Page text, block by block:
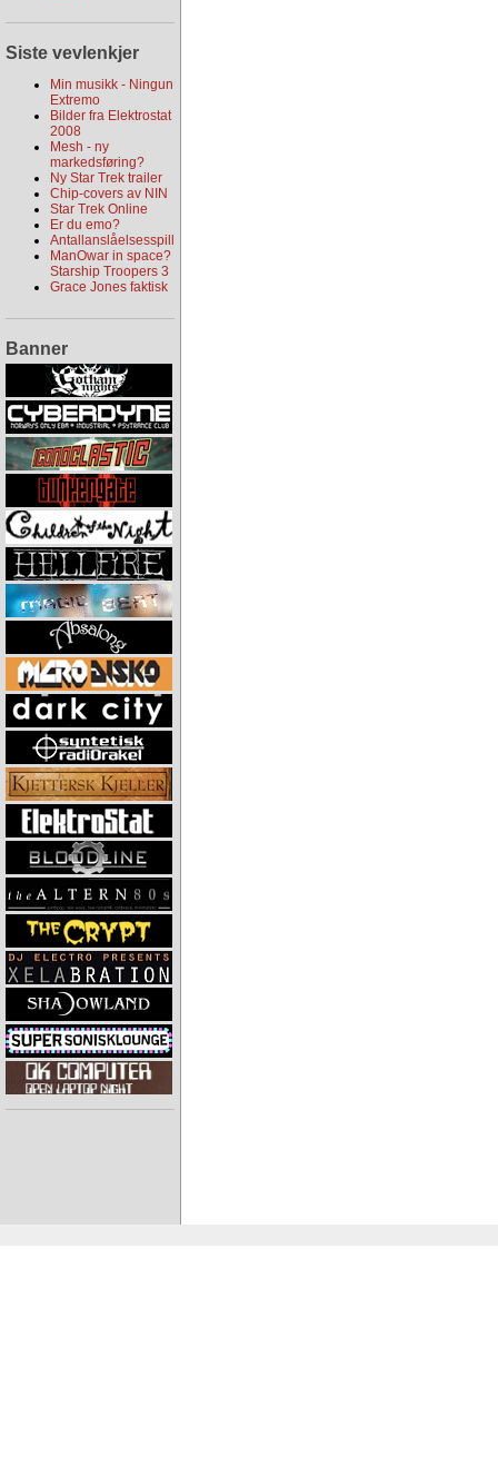
Siste vevlenkjer
Min musikk - Ningun
Extremo
Bilder fra Elektrostat
2008
Mesh - ny
markedsføring?
Ny Star Trek trailer
Chip-covers av NIN
Star Trek Online
Er du emo?
Antallanslåelsesspill
ManOwar in space?
Starship Troopers 3
Grace Jones faktisk
Banner